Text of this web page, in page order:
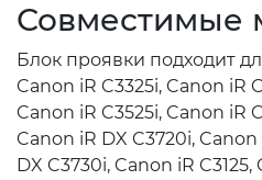
Совместимые
Блок проявки подходит
Canon iR C3325i, Canon iR
Canon iR C3525i, Canon iR
Canon iR DX C3720i, Canon
DX C3730i, Canon iR